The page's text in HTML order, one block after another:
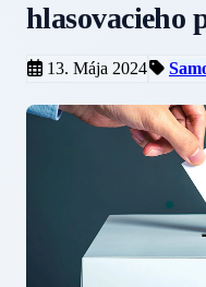
hlasovacieho
13. Mája 2024